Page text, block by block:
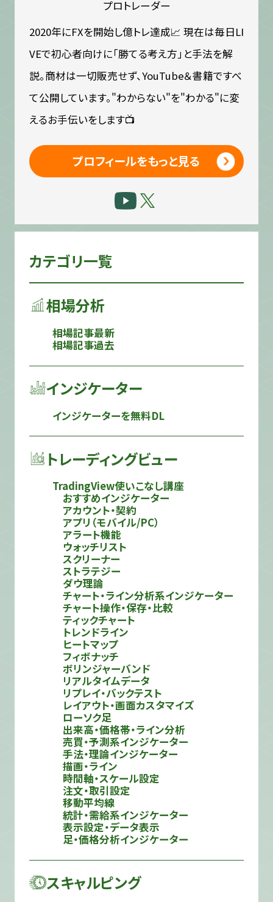
プロトレーダー
2020年にFXを開始し億トレ達成📈 現在は毎日LI
VEで初心者向けに「勝てる考え方」と手法を解
説。商材は一切販売せず、YouTube＆書籍ですべ
て公開しています。"わからない"を"わかる"に変
えるお手伝いをします📺
プロフィールをもっと見る
カテゴリ一覧
相場分析
相場記事最新
相場記事過去
インジケーター
インジケーターを無料DL
トレーディングビュー
TradingView使いこなし講座
おすすめインジケーター
アカウント・契約
アプリ（モバイル/PC）
アラート機能
ウォッチリスト
スクリーナー
ストラテジー
ダウ理論
チャート・ライン分析系インジケーター
チャート操作・保存・比較
ティックチャート
トレンドライン
ヒートマップ
フィボナッチ
ボリンジャーバンド
リアルタイムデータ
リプレイ・バックテスト
レイアウト・画面カスタマイズ
ローソク足
出来高・価格帯・ライン分析
売買・予測系インジケーター
手法・理論インジケーター
描画・ライン
時間軸・スケール設定
注文・取引設定
移動平均線
統計・需給系インジケーター
表示設定・データ表示
足・価格分析インジケーター
スキャルピング